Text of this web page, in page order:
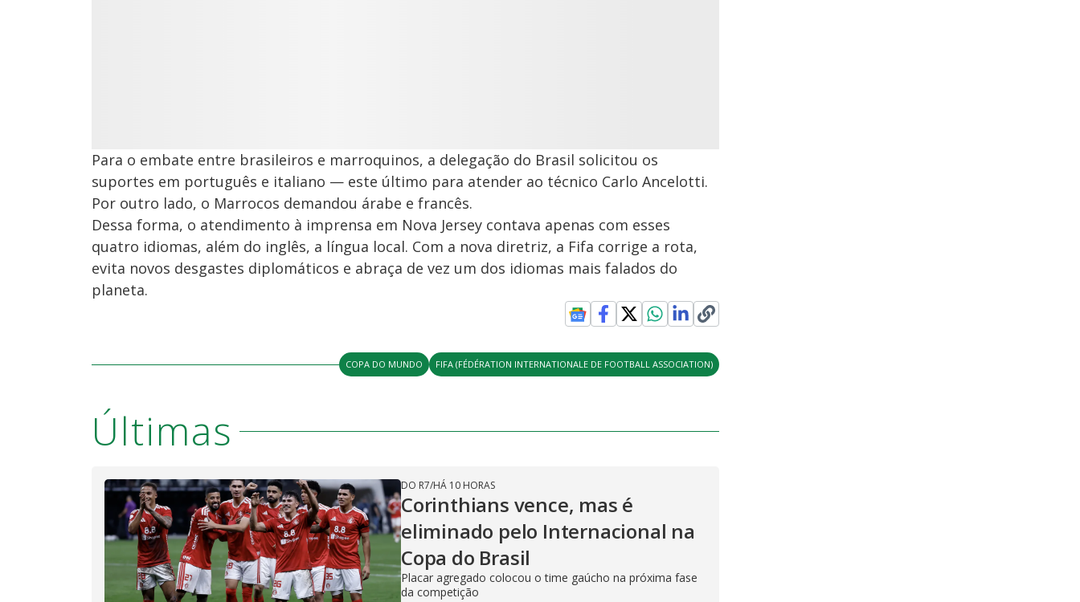
Para o embate entre brasileiros e marroquinos, a delegação do Brasil solicitou os
suportes em português e italiano — este último para atender ao técnico Carlo Ancelotti.
Por outro lado, o Marrocos demandou árabe e francês.
Dessa forma, o atendimento à imprensa em Nova Jersey contava apenas com esses
quatro idiomas, além do inglês, a língua local. Com a nova diretriz, a Fifa corrige a rota,
evita novos desgastes diplomáticos e abraça de vez um dos idiomas mais falados do
planeta.
COPA DO MUNDO FIFA (FÉDÉRATION INTERNATIONALE DE FOOTBALL ASSOCIATION)
Últimas
DO R7/HÁ 10 HORAS
Corinthians vence, mas é
eliminado pelo Internacional na
Copa do Brasil
Placar agregado colocou o time gaúcho na próxima fase
da competição